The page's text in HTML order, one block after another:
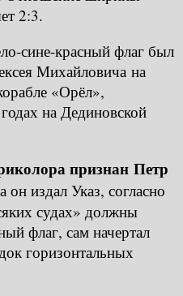
2:3.
сине-красный флаг был
Михайловича на
«Орёл»,
на Дединовской
признан Петр
издал Указ, согласно
судах» должны
флаг, сам начертал
горизонтальных